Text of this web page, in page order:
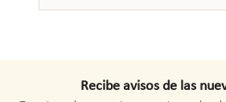
Recibe avisos de las